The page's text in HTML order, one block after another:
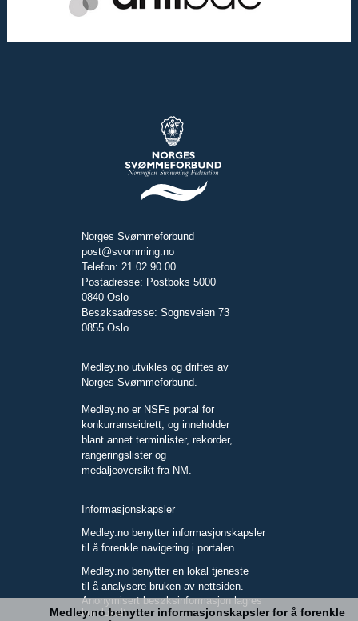
Norges Svømmeforbund
post@svomming.no
Telefon: 21 02 90 00
Postadresse: Postboks 5000
0840 Oslo
Besøksadresse: Sognsveien 73
0855 Oslo
Medley.no utvikles og driftes av
Norges Svømmeforbund.
Medley.no er NSFs portal for
konkurranseidrett, og inneholder
blant annet terminlister, rekorder,
rangeringslister og
medaljeoversikt fra NM.
Informasjonskapsler
Medley.no benytter informasjonskapsler
til å forenkle navigering i portalen.
Medley.no benytter en lokal tjeneste
til å analysere bruken av nettsiden.
Anonymisert besøksinformasjon lagres
kun lokalt.
Medley.no benytter informasjonskapsler for å forenkle